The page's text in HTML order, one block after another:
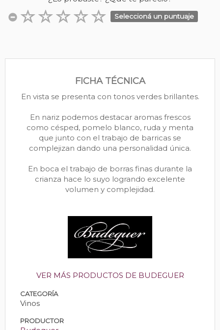
Seleccioná un puntuaje
FICHA TÉCNICA
En vista se presenta con tonos verdes brillantes.
En nariz podemos destacar aromas frescos
como césped, pomelo blanco, ruda y menta
que junto con el trabajo de barricas se
complejizan dando una personalidad única.
En boca el trabajo de borras finas durante la
crianza hace lo suyo logrando excelente
volumen y complejidad.
VER MÁS PRODUCTOS DE BUDEGUER
CATEGORÍA
Vinos
PRODUCTOR